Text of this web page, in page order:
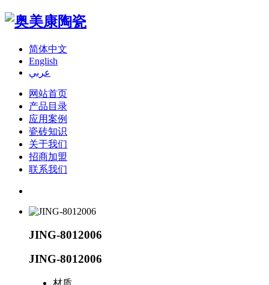
简体中文
English
عربي
网站首页
产品目录
应用案例
瓷砖知识
关于我们
招商加盟
联系我们
JING-8012006
JING-8012006
材质